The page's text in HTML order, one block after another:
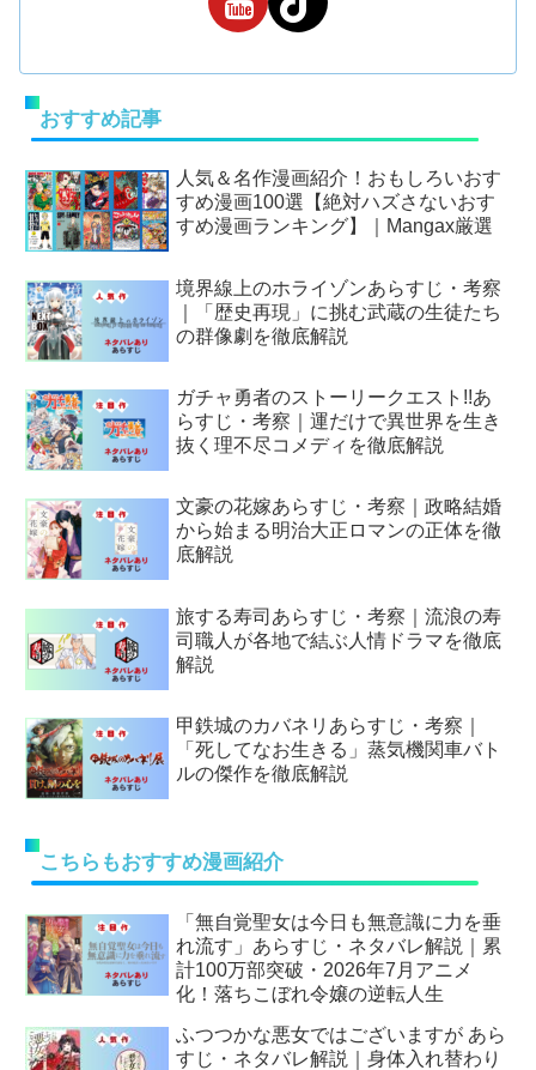
おすすめ記事
人気＆名作漫画紹介！おもしろいおす
すめ漫画100選【絶対ハズさないおす
すめ漫画ランキング】｜Mangax厳選
境界線上のホライゾンあらすじ・考察
｜「歴史再現」に挑む武蔵の生徒たち
の群像劇を徹底解説
ガチャ勇者のストーリークエスト!!あ
らすじ・考察｜運だけで異世界を生き
抜く理不尽コメディを徹底解説
文豪の花嫁あらすじ・考察｜政略結婚
から始まる明治大正ロマンの正体を徹
底解説
旅する寿司あらすじ・考察｜流浪の寿
司職人が各地で結ぶ人情ドラマを徹底
解説
甲鉄城のカバネリあらすじ・考察｜
「死してなお生きる」蒸気機関車バト
ルの傑作を徹底解説
こちらもおすすめ漫画紹介
「無自覚聖女は今日も無意識に力を垂
れ流す」あらすじ・ネタバレ解説｜累
計100万部突破・2026年7月アニメ
化！落ちこぼれ令嬢の逆転人生
ふつつかな悪女ではございますが あら
すじ・ネタバレ解説｜身体入れ替わり